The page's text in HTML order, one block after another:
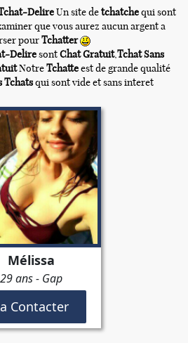
DelireUn site detchatchequi sont
que vous aurez aucun argent a
pourTchatter
DeliresontChat Gratuit,Tchat Sans
NotreTchatteest de grande qualité
Tchatsqui sont vide et sans interet